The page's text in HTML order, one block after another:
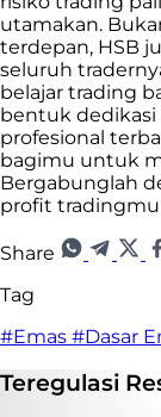
utamakan.
terdepan, HSB
seluruh
belajar trading
bentuk dedikasi
profesional
bagimu untuk
Bergabunglah
profit
Share
Tag
#Emas #Dasar
Teregulasi